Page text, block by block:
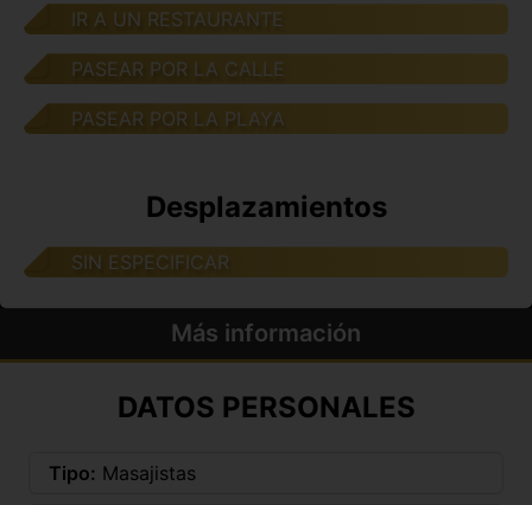
IR A UN RESTAURANTE
PASEAR POR LA CALLE
PASEAR POR LA PLAYA
Desplazamientos
SIN ESPECIFICAR
Más información
DATOS PERSONALES
Tipo: Masajistas